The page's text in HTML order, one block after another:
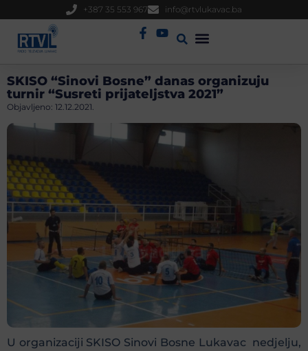
+387 35 553 967 info@rtvlukavac.ba
SKISO “Sinovi Bosne” danas organizuju
turnir “Susreti prijateljstva 2021”
Objavljeno: 12.12.2021.
U organizaciji SKISO Sinovi Bosne Lukavac nedjelju,